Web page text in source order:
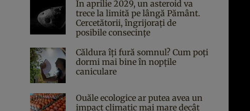
În aprilie 2029, un asteroid va
trece la limită pe lângă Pământ.
Cercetătorii, îngrijorați de
posibile consecințe
Căldura îți fură somnul? Cum poți
dormi mai bine în nopțile
caniculare
Ouăle ecologice ar putea avea un
impact climatic mai mare decât